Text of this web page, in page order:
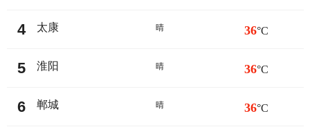
4 太康 晴 36°C
5 淮阳 晴 36°C
6 郸城 晴 36°C